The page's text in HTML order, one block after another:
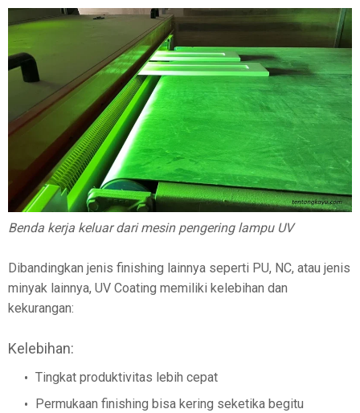
Benda kerja keluar dari mesin pengering lampu UV
Dibandingkan jenis finishing lainnya seperti PU, NC, atau jenis
minyak lainnya, UV Coating memiliki kelebihan dan
kekurangan:
Kelebihan:
Tingkat produktivitas lebih cepat
Permukaan finishing bisa kering seketika begitu